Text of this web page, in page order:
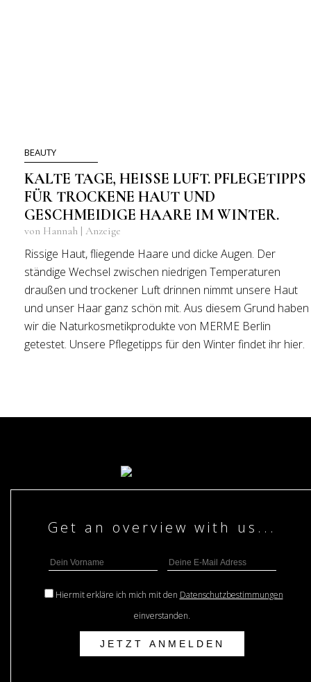
BEAUTY
KALTE TAGE, HEISSE LUFT. PFLEGETIPPS F
ÜR TROCKENE HAUT UND G
ESCHMEIDIGE HAARE IM WINTER.
von Hannah | Anzeige
Rissige Haut, fliegende Haare und dicke Augen. Der
ständige Wechsel zwischen niedrigen Temperaturen
draußen und trockener Luft drinnen nimmt unsere Haut
und unser Haar ganz schön mit. Aus diesem Grund haben
wir die Naturkosmetikprodukte von MERME Berlin
getestet. Unsere Pflegetipps für den Winter findet ihr hier.
Hiermit erkläre ich mich mit den Datenschutzbestimmungen
einverstanden.